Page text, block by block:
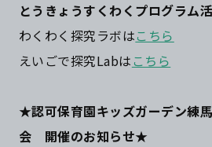
とうきょうすくわくプログラム
わくわく探究ラボはこちら
えいごで探究Labは こちら
★認可保育園キッズガーデン練
会 開催のお知らせ★